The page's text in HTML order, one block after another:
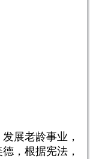
展老龄事业，
，根据宪法，